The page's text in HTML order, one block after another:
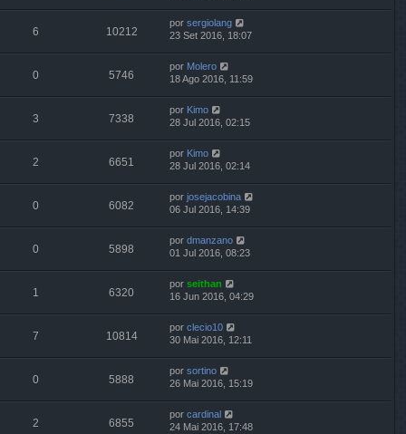
6 10212
por sergiolang
23 Set 2016, 18:07
0 5746
por Molero
18 Ago 2016, 11:59
3 7338
por Kimo
28 Jul 2016, 02:15
2 6651
por Kimo
28 Jul 2016, 02:14
0 6082
por josejacobina
06 Jul 2016, 14:39
0 5898
por dmanzano
01 Jul 2016, 08:23
1 6320
por seithan
16 Jun 2016, 04:29
7 10814
por clecio10
30 Mai 2016, 12:11
0 5888
por sortino
26 Mai 2016, 15:19
2 6855
por cardinal
24 Mai 2016, 17:48